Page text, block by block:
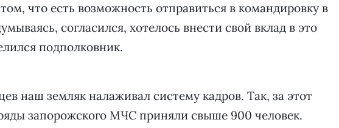
что есть возможность отправиться в командировку в
согласился, хотелось внести свой вклад в это
подполковник.
наш земляк налаживал систему кадров. Так, за этот
запорожского МЧС приняли свыше 900 человек.